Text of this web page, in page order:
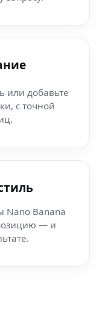
— создавай
умная генерация
или добавьте
с точной
Nano Banana
— и